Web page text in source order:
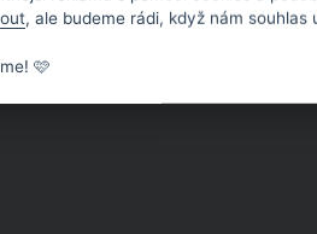
, ale budeme rádi, když nám souhlas
🩷